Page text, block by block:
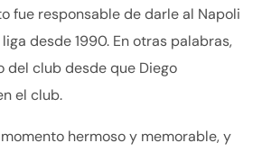
fue responsable de darle al Napoli
desde 1990. En otras palabras,
del club desde que Diego
el club.
hermoso y memorable, y